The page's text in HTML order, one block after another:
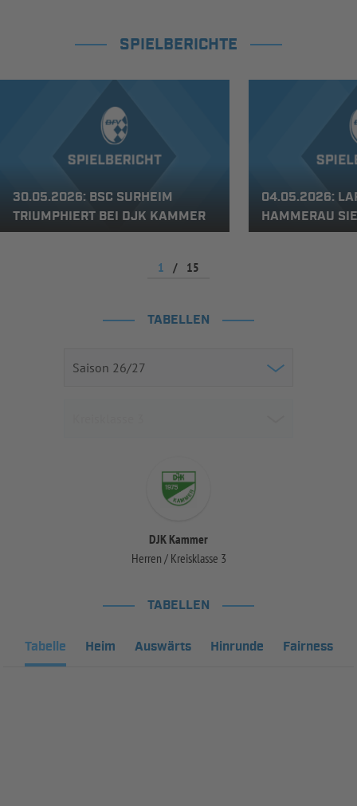
SPIELBERICHTE
30.05.2026: BSC SURHEIM
TRIUMPHIERT BEI DJK KAMMER
04.05.2026:
HAMMERAU
1 / 15
TABELLEN
DJK Kammer
Herren / Kreisklasse 3
TABELLEN
Tabelle Heim Auswärts Hinrunde Fairness